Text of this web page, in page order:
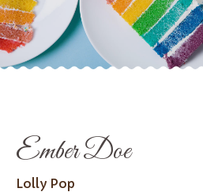
Ember Doe
Lolly Pop